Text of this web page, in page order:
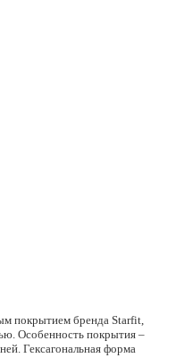
покрытием бренда Starfit,
Особенность покрытия –
Гексагональная форма